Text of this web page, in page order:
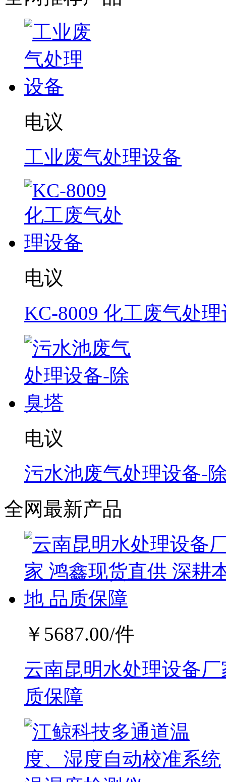
电议
工业废气处理设备
电议
KC-8009 化工废气处
电议
污水池废气处理设备-
全网最新产品
￥ 5687.00/件
云南昆明水处理设备
质保障